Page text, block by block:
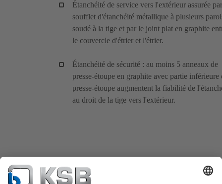
Étanchéité de service vers l'extérieur assurée
soufflet d'étanchéité métallique à plusieurs
soudé à la tige et par le joint plat en graphite
le couvercle d'étrier et l'étrier.
Étanchéité de sécurité : au moins 5 anneaux de
presse-étoupe en graphite avec partie inférieure
presse-étoupe augmentent la fiabilité de
au droit de la tige vers l'extérieur.